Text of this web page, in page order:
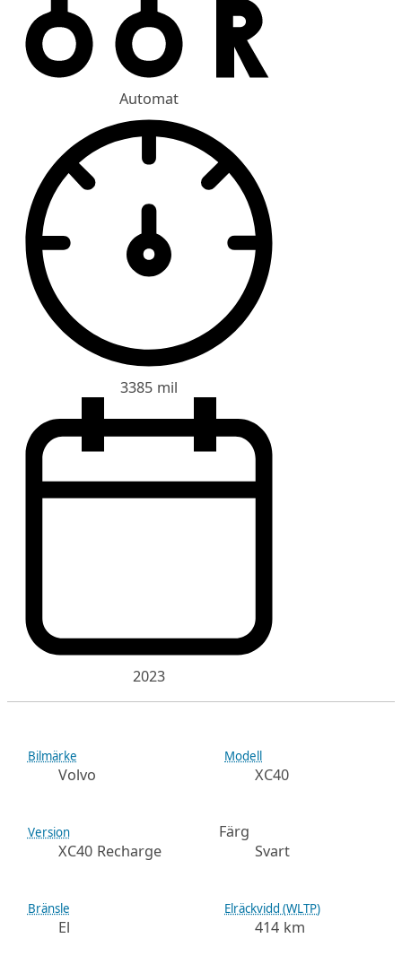
Automat
3385 mil
2023
Bilmärke
Volvo
Modell
XC40
Version
XC40 Recharge
Färg
Svart
Bränsle
El
Elräckvidd (WLTP)
414 km